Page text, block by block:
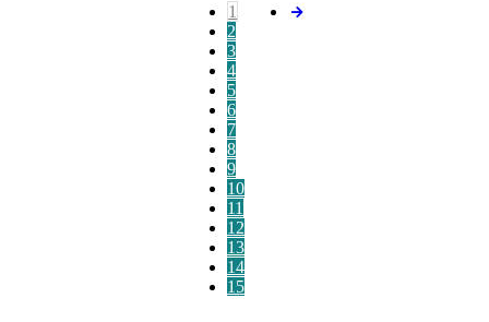
1
2
3
4
5
6
7
8
9
10
11
12
13
14
15